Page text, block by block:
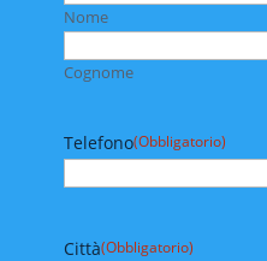
Nome
Cognome
Telefono(Obbligatorio)
Città(Obbligatorio)